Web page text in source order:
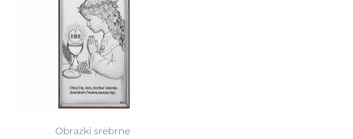
Obrazki srebrne